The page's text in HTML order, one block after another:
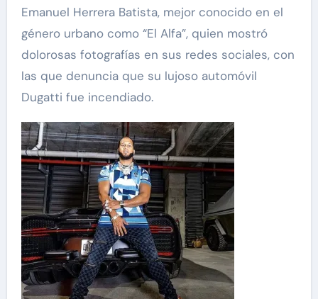
Emanuel Herrera Batista, mejor conocido en el
género urbano como “El Alfa”, quien mostró
dolorosas fotografías en sus redes sociales, con
las que denuncia que su lujoso automóvil
Dugatti fue incendiado.